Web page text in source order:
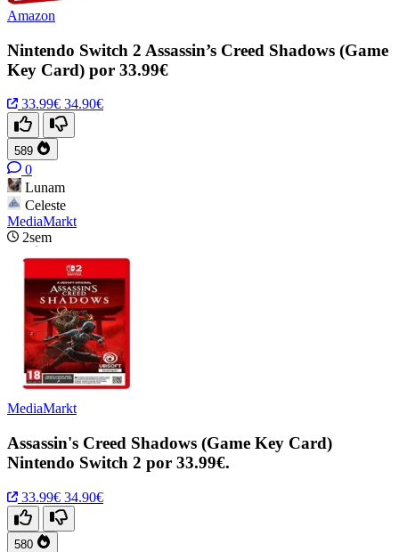
Amazon
Nintendo Switch 2 Assassin’s Creed Shadows (Game
Key Card) por 33.99€
33.99€ 34.90€
589
0
Lunam
Celeste
MediaMarkt
2sem
MediaMarkt
Assassin's Creed Shadows (Game Key Card)
Nintendo Switch 2 por 33.99€.
33.99€ 34.90€
580